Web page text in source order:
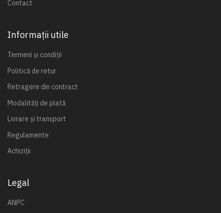
Contact
Informații utile
Termeni și condiții
Politică de retur
Retragere din contract
Modalități de plată
Livrare și transport
Regulamente
Achiziții
Legal
ANPC